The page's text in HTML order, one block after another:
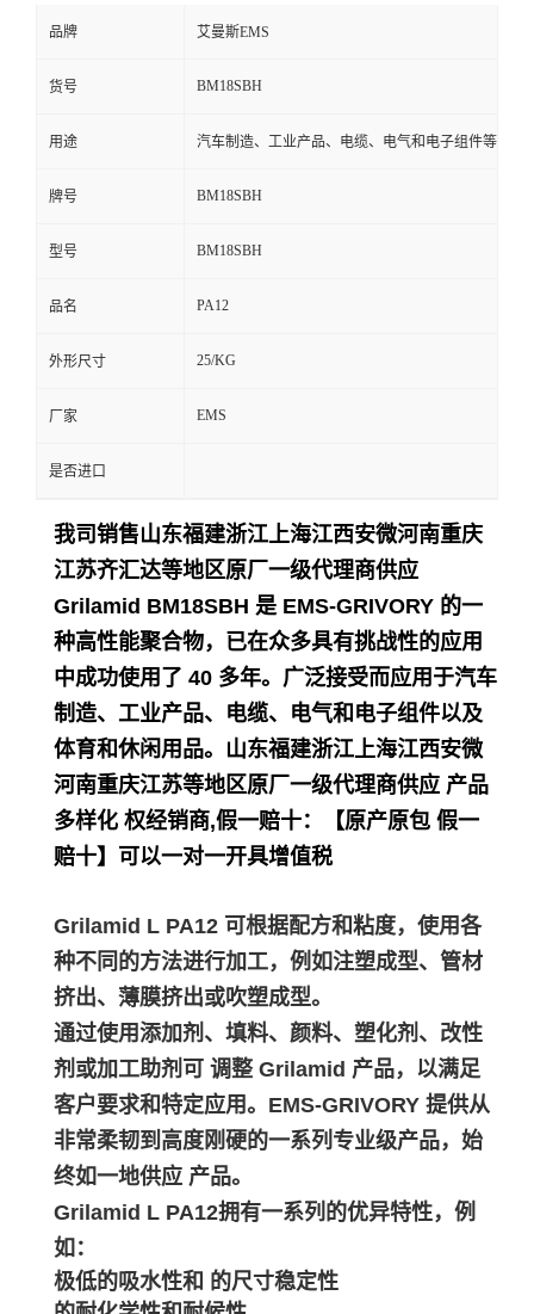
言
品牌 艾曼斯EMS
货号 BM18SBH
用途 汽车制造、工业产品、电缆、电气和电子组件等
牌号 BM18SBH
型号 BM18SBH
品名 PA12
外形尺寸 25/KG
厂家 EMS
是否进口
我司销售山东福建浙江上海江西安微河南重庆
江苏齐汇达等地区原厂一级代理商供应
Grilamid BM18SBH 是 EMS-GRIVORY 的一
种高性能聚合物，已在众多具有挑战性的应用
中成功使用了 40 多年。 广泛接受而应用于汽车
制造、工业产品、电缆、电气和电子组件以及
体育和休闲用品。 山东福建浙江上海江西安微
河南重庆江苏等地区原厂一级代理商供应 产品
多样化 权经销商,假一赔十：【原产原包 假一
赔十】可以一对一开具增值税
Grilamid L PA12 可根据配方和粘度，使用各
种不同的方法进行加工，例如注塑成型、管材
挤出、薄膜挤出或吹塑成型。
通过使用添加剂、填料、颜料、塑化剂、改性
剂或加工助剂可 调整 Grilamid 产品，以满足
客户要求和特定应用。EMS-GRIVORY 提供从
非常柔韧到高度刚硬的一系列专业级产品，始
终如一地供应 产品。
Grilamid L PA12拥有一系列的优异特性，例
如：
极低的吸水性和 的尺寸稳定性